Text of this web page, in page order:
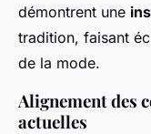
démontrent une
tradition, faisant
de la mode.
Alignement des
actuelles